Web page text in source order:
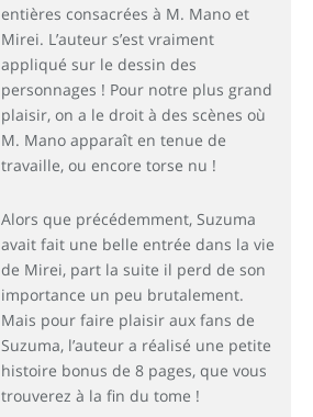
entières consacrées à M. Mano et
Mirei. L’auteur s’est vraiment
appliqué sur le dessin des
personnages ! Pour notre plus grand
plaisir, on a le droit à des scènes où
M. Mano apparaît en tenue de
travaille, ou encore torse nu !
Alors que précédemment, Suzuma
avait fait une belle entrée dans la vie
de Mirei, part la suite il perd de son
importance un peu brutalement.
Mais pour faire plaisir aux fans de
Suzuma, l’auteur a réalisé une petite
histoire bonus de 8 pages, que vous
trouverez à la fin du tome !